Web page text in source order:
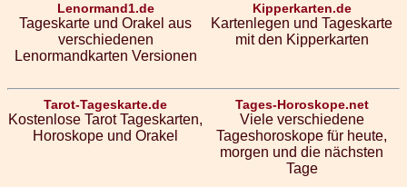
Lenormand1.de
Tageskarte und Orakel aus
verschiedenen
Lenormandkarten Versionen
Kipperkarten.de
Kartenlegen und Tageskarte
mit den Kipperkarten
Tarot-Tageskarte.de
Kostenlose Tarot Tageskarten,
Horoskope und Orakel
Tages-Horoskope.net
Viele verschiedene
Tageshoroskope für heute,
morgen und die nächsten
Tage